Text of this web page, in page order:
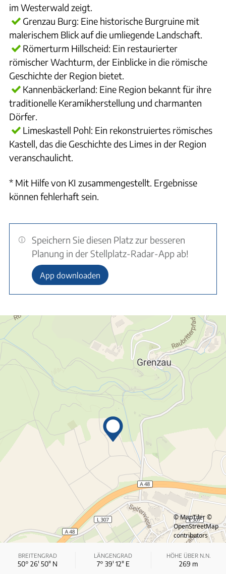
im Westerwald zeigt.
Grenzau Burg: Eine historische Burgruine mit
malerischem Blick auf die umliegende Landschaft.
Römerturm Hillscheid: Ein restaurierter
römischer Wachturm, der Einblicke in die römische
Geschichte der Region bietet.
Kannenbäckerland: Eine Region bekannt für ihre
traditionelle Keramikherstellung und charmanten
Dörfer.
Limeskastell Pohl: Ein rekonstruiertes römisches
Kastell, das die Geschichte des Limes in der Region
veranschaulicht.
* Mit Hilfe von KI zusammengestellt. Ergebnisse
können fehlerhaft sein.
Speichern Sie diesen Platz zur besseren
Planung in der Stellplatz-Radar-App ab!
App downloaden
© MapTiler ©
OpenStreetMap
contributors
BREITENGRAD
50° 26′ 50″ N
LÄNGENGRAD
7° 39′ 12″ E
HÖHE ÜBER N.N.
269 m